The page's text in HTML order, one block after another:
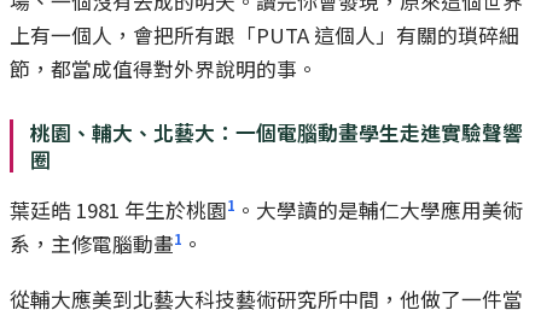
上有一個人，會把所有跟「PUTA 這個人」有關的瑣碎細
節，都當成值得對外界說明的事。
桃園、輔大、北藝大：一個電腦動畫學生走進實驗聲響
圈
葉廷皓 1981 年生於桃園1 。大學讀的是輔仁大學應用美術
系，主修電腦動畫1 。
從輔大應美到北藝大科技藝術研究所中間，他做了一件當